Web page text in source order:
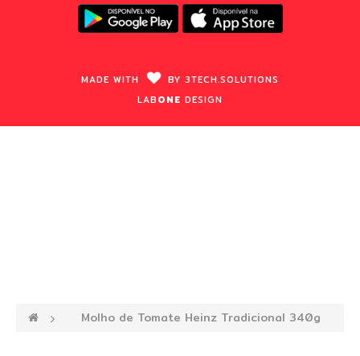
MADE WITH BY 3TECH.SOLUTIONS
LABONE DESIGN
—› Molho de Tomate Heinz Tradicional 340g